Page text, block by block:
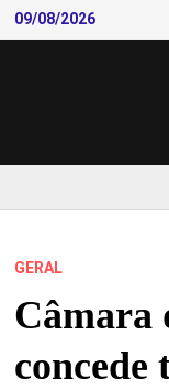
Skip
to
09/08/2026
GERAL
Câmara
concede